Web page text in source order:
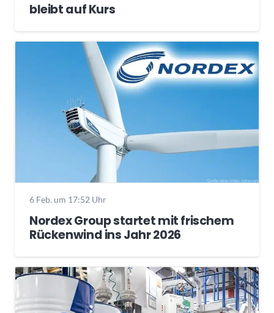
bleibt auf Kurs
6 Feb. um 17:52 Uhr
Nordex Group startet mit frischem
Rückenwind ins Jahr 2026